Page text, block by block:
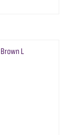
zu 30 Grad. Eine